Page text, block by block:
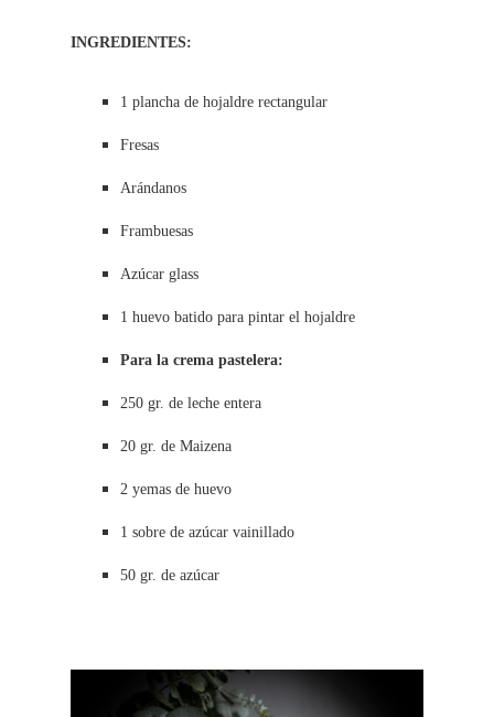
INGREDIENTES:
1 plancha de hojaldre rectangular
Fresas
Arándanos
Frambuesas
Azúcar glass
1 huevo batido para pintar el hojaldre
Para la crema pastelera:
250 gr. de leche entera
20 gr. de Maizena
2 yemas de huevo
1 sobre de azúcar vainillado
50 gr. de azúcar